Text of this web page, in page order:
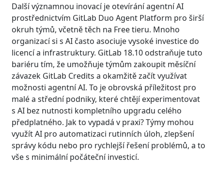
Další významnou inovací je otevírání agentní AI
prostřednictvím GitLab Duo Agent Platform pro širší
okruh týmů, včetně těch na Free tieru. Mnoho
organizací si s AI často asociuje vysoké investice do
licencí a infrastruktury. GitLab 18.10 odstraňuje tuto
bariéru tím, že umožňuje týmům zakoupit měsíční
závazek GitLab Credits a okamžitě začít využívat
možnosti agentní AI. To je obrovská příležitost pro
malé a střední podniky, které chtějí experimentovat
s AI bez nutnosti kompletního upgradu celého
předplatného. Jak to vypadá v praxi? Týmy mohou
využít AI pro automatizaci rutinních úloh, zlepšení
správy kódu nebo pro rychlejší řešení problémů, a to
vše s minimální počáteční investicí.